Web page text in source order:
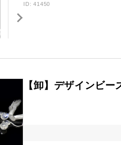
ID: 41450
【卸】デザインビ